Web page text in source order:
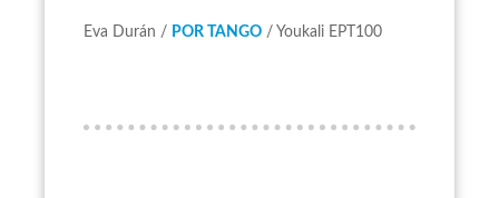
Eva Durán / POR TANGO / Youkali EPT100